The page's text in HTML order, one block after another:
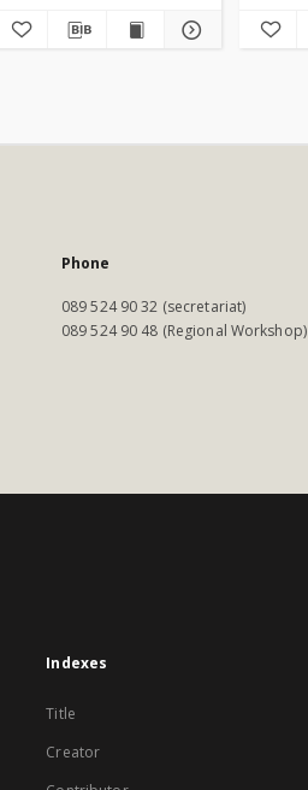
Phone
089 524 90 32 (secretariat)
089 524 90 48 (Regional Workshop)
Indexes
Title
Creator